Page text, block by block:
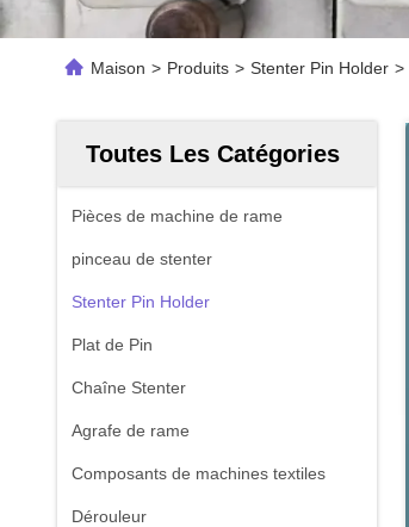
Maison > Produits > Stenter Pin Holder >
Toutes Les Catégories
Pièces de machine de rame
pinceau de stenter
Stenter Pin Holder
Plat de Pin
Chaîne Stenter
Agrafe de rame
Composants de machines textiles
Dérouleur